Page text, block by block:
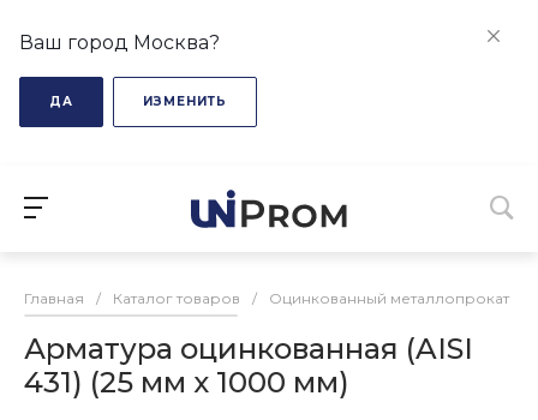
Ваш город Москва?
ДА ИЗМЕНИТЬ
Главная / Каталог товаров / Оцинкованный металлопрокат
Арматура оцинкованная (AISI
431) (25 мм х 1000 мм)